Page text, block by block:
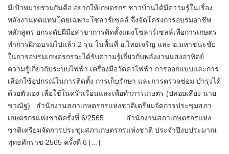
มีเป้าหมายร่วมกันคือ อยากให้เกษตรกร ชาวบ้านได้มีความรู้ในเรื่อง
พลังงานทดแทนโดยเฉพาะโซลาร์เซลล์ จึงจัดโครงการอบรมอาชีพ
หลักสูตร ยกระดับฝีมือสาขาการติดตั้งแผงโซลาร์เซลล์เพื่อการเกษตร
ทำการฝึกอบรมไปแล้ว 2 รุ่น ในพื้นที่ อ.ไทยเจริญ และ อ.มหาชนะชัย
ในการอบรมเกษตรกรจะได้รับความรู้เกี่ยวกับพลังงานแสงอาทิตย์
ความรู้เกี่ยวกับระบบไฟฟ้า เครื่องมือวัดค่าไฟฟ้า การออกแบบและการ
เลือกใช้อุปกรณ์ในการติดตั้ง การเก็บรักษา และการตรวจซ่อม บำรุงได้
ด้วยตัวเอง เพื่อใช้ในครัวเรือนและเพื่อทำการเกษตร (ปล่อยเสียง นาย
ชวณัฐ) สำนักงานสภาเกษตรกรแห่งชาติเตรียมจัดการประชุมสภา
เกษตรกรแห่งชาติครั้งที่ 6/2565 สำนักงานสภาเกษตรกรแห่ง
ชาติเตรียมจัดการประชุมสภาเกษตรกรแห่งชาติ ประจำปีงบประมาณ
พุทธศักราช 2565 ครั้งที่ 6 […]